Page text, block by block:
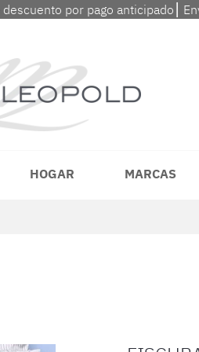
por pago anticipado⎮
HOGAR MARCAS